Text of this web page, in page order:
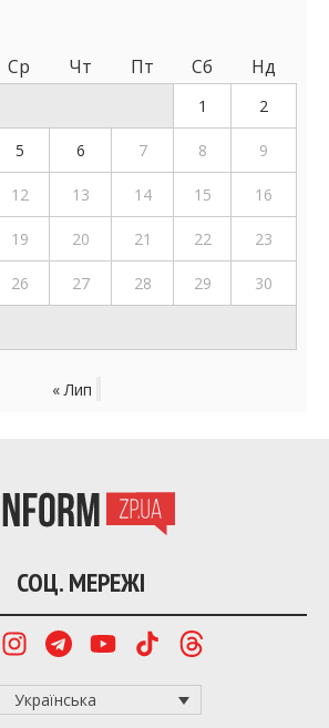
Ср Чт Пт Сб Нд
1 2
5 6 7 8 9
12 13 14 15 16
19 20 21 22 23
26 27 28 29 30
« Лип
СОЦ. МЕРЕЖІ
Українська